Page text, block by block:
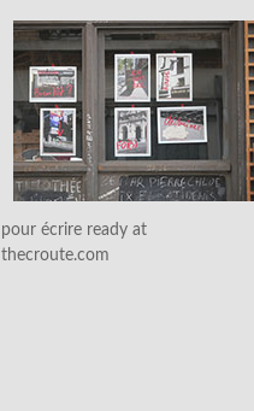
pour écrire ready at
thecroute.com